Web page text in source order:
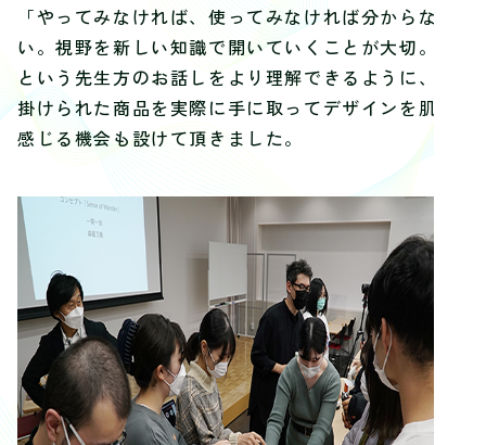
「やってみなければ、使ってみなければ分からな
い。視野を新しい知識で開いていくことが大切。」
という先生方のお話しをより理解できるように、
掛けられた商品を実際に手に取ってデザインを肌で
感じる機会も 設けて頂きました。